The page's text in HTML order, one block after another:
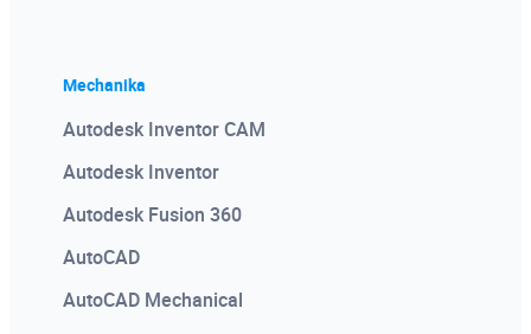
Mechanika
Autodesk Inventor CAM
Autodesk Inventor
Autodesk Fusion 360
AutoCAD
AutoCAD Mechanical